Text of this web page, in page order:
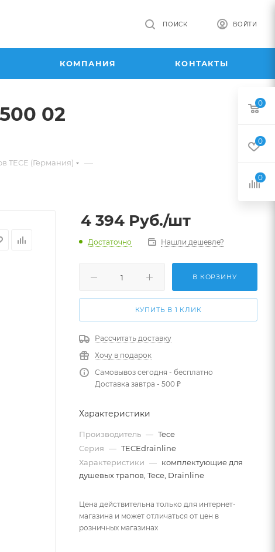
ВОЙТИ
ПОИСК
КОМПАНИЯ КОНТАКТЫ
02
TECE (Германия) —
4 394 Руб./шт
Достаточно Нашли дешевле?
В КОРЗИНУ
КУПИТЬ В 1 КЛИК
Рассчитать доставку
Хочу в подарок
Самовывоз сегодня - бесплатно
Доставка завтра - 500 ₽
Характеристики
Производитель — Tece
Серия — TECEdrainline
Характеристики — комплектующие для
душевых трапов, Tece, Drainline
Цена действительна только для интернет-
магазина и может отличаться от цен в
розничных магазинах
0
0
0